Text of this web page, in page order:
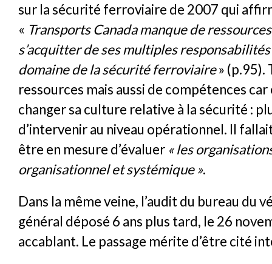
sur la sécurité ferroviaire de 2007 qui
« Transports Canada manque de
s’acquitter de ses multiples
domaine de la sécurité ferroviaire» (p.95).
ressources mais aussi de compétences
changer sa culture relative à la sécurité :
d’intervenir au niveau opérationnel. Il
être en mesure d’évaluer « les
organisationnel et systémique ».
Dans la même veine, l’audit du bureau du
général déposé 6 ans plus tard, le 26
accablant. Le passage mérite d’être cité